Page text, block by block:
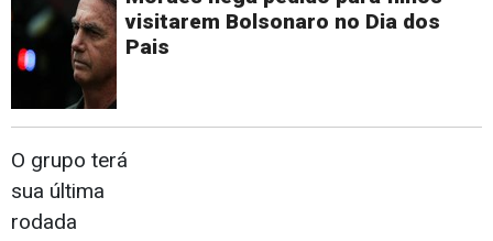
visitarem Bolsonaro no Dia dos
Pais
O grupo terá
sua última
rodada